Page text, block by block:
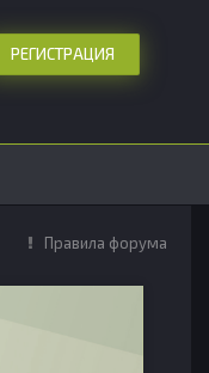
РЕГИСТРАЦИЯ
Правила форума